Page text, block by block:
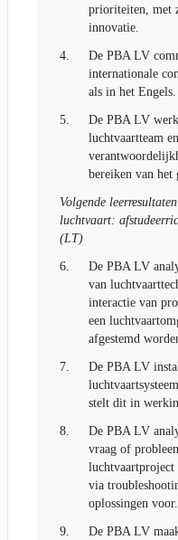
prioriteiten, met
innovatie.
4.
De PBA LV
internationale
als in het Engels.
5.
De PBA LV
luchtvaartteam
bereiken van het
Volgende
luchtvaart:
(LT)
6.
De PBA LV
van
interactie van
een
afgestemd
7.
De PBA LV
stelt dit in
8.
De PBA LV
vraag of
via
oplossingen voor.
9.
De PBA LV